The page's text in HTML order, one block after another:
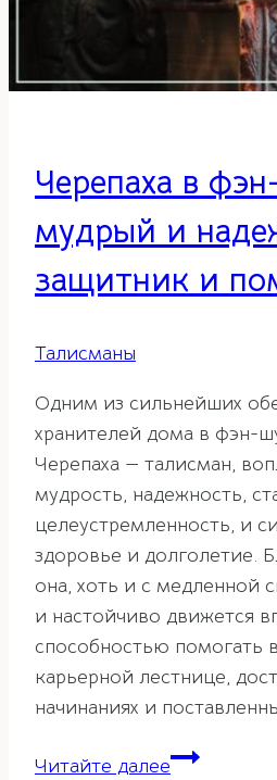
Черепаха в
мудрый и
защитник и
Талисманы
Одним из сильнейших
хранителей дома в фэн-
Черепаха — талисман,
мудрость, надежность,
целеустремленность, и
здоровье и долголетие.
она, хоть и с медленной
и настойчиво движется
способностью помогать
карьерной лестнице,
начинаниях и
Читайте далееЧерепаха